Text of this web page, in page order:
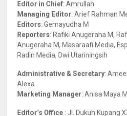
r
:
Editor in Chief: Amrullah
Managing Editor: Arief Rahman
Editors: Gemayudha M
Reporters: Rafiki Anugeraha M,
Anugeraha M, Masaraafi Media,
Radin Media, Dwi Utariningsih
Administrative & Secretary:
Alexa
Marketing Manager: Anisa Maya M
Editor’s Office : Jl. Dukuh Kupang